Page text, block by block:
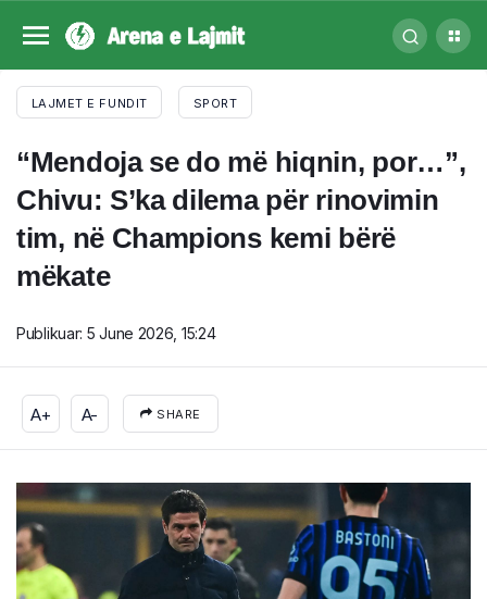
LAJMET E FUNDIT SPORT
“Mendoja se do më hiqnin, por…”,
Chivu: S’ka dilema për rinovimin
tim, në Champions kemi bërë
mëkate
Publikuar: 5 June 2026, 15:24
A+ A- SHARE